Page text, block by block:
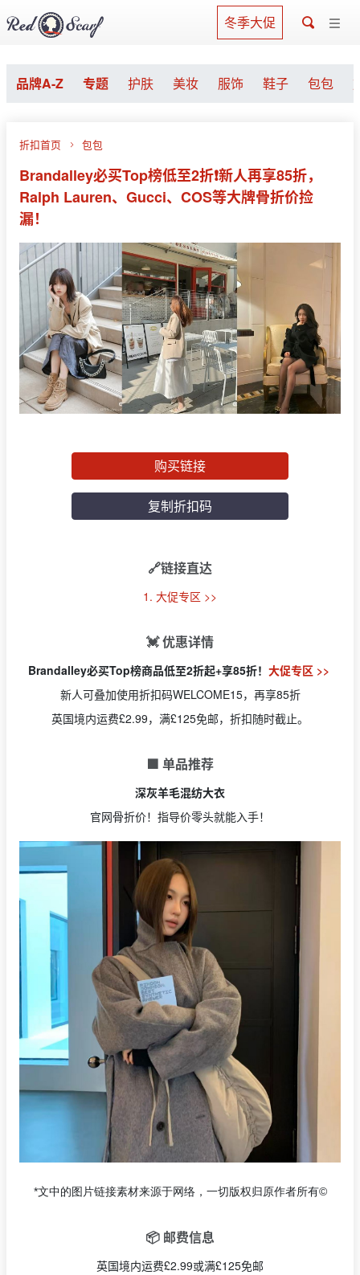
冬季大促
品牌A-Z 专题 护肤 美妆 服饰 鞋子 包包
折扣首页 包包
Brandalley必买Top榜低至2折❗新人再享85折，
Ralph Lauren、Gucci、COS等大牌骨折价捡
漏！
购买链接
复制折扣码
🔗链接直达
1. 大促专区 >>
💓 优惠详情
Brandalley必买Top榜商品低至2折起+享85折！ 大促专区 >>
新人可叠加使用折扣码WELCOME15，再享85折
英国境内运费£2.99，满£125免邮，折扣随时截止。
🟩 单品推荐
深灰羊毛混纺大衣
官网骨折价！指导价零头就能入手！
*文中的图片链接素材来源于网络，一切版权归原作者所有©
📦 邮费信息
英国境内运费£2.99或满£125免邮